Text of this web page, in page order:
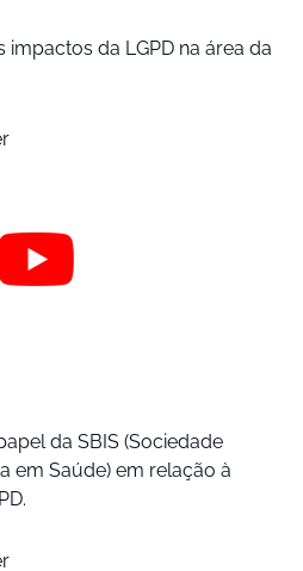
impactos da LGPD na área da
da SBIS (Sociedade
em Saúde) em relação à